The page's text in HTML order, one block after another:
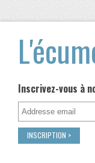
Inscrivez-vous à